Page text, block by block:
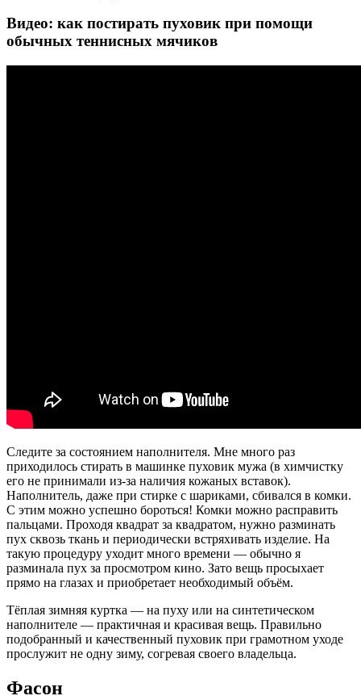
Видео: как постирать пуховик при помощи
обычных теннисных мячиков
Следите за состоянием наполнителя. Мне много раз
приходилось стирать в машинке пуховик мужа (в химчистку
его не принимали из-за наличия кожаных вставок).
Наполнитель, даже при стирке с шариками, сбивался в комки.
С этим можно успешно бороться! Комки можно расправить
пальцами. Проходя квадрат за квадратом, нужно разминать
пух сквозь ткань и периодически встряхивать изделие. На
такую процедуру уходит много времени — обычно я
разминала пух за просмотром кино. Зато вещь просыхает
прямо на глазах и приобретает необходимый объём.
Тёплая зимняя куртка — на пуху или на синтетическом
наполнителе — практичная и красивая вещь. Правильно
подобранный и качественный пуховик при грамотном уходе
прослужит не одну зиму, согревая своего владельца.
Фасон